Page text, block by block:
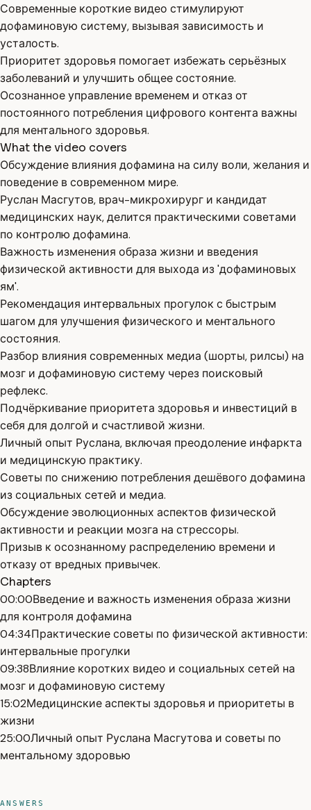
Современные короткие видео стимулируют
дофаминовую систему, вызывая зависимость и
усталость.
Приоритет здоровья помогает избежать серьёзных
заболеваний и улучшить общее состояние.
Осознанное управление временем и отказ от
постоянного потребления цифрового контента важны
для ментального здоровья.
What the video covers
Обсуждение влияния дофамина на силу воли, желания и
поведение в современном мире.
Руслан Масгутов, врач-микрохирург и кандидат
медицинских наук, делится практическими советами
по контролю дофамина.
Важность изменения образа жизни и введения
физической активности для выхода из 'дофаминовых
ям'.
Рекомендация интервальных прогулок с быстрым
шагом для улучшения физического и ментального
состояния.
Разбор влияния современных медиа (шорты, рилсы) на
мозг и дофаминовую систему через поисковый
рефлекс.
Подчёркивание приоритета здоровья и инвестиций в
себя для долгой и счастливой жизни.
Личный опыт Руслана, включая преодоление инфаркта
и медицинскую практику.
Советы по снижению потребления дешёвого дофамина
из социальных сетей и медиа.
Обсуждение эволюционных аспектов физической
активности и реакции мозга на стрессоры.
Призыв к осознанному распределению времени и
отказу от вредных привычек.
Chapters
00:00Введение и важность изменения образа жизни
для контроля дофамина
04:34Практические советы по физической активности:
интервальные прогулки
09:38Влияние коротких видео и социальных сетей на
мозг и дофаминовую систему
15:02Медицинские аспекты здоровья и приоритеты в
жизни
25:00Личный опыт Руслана Масгутова и советы по
ментальному здоровью
ANSWERS